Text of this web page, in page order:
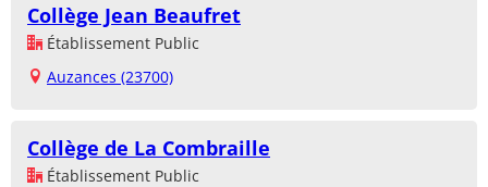
Collège Jean Beaufret
Établissement Public
Auzances (23700)
Collège de La Combraille
Établissement Public